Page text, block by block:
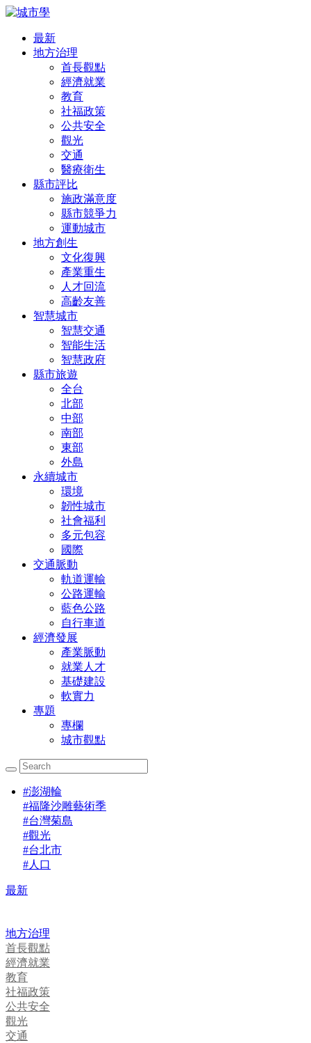
最新
地方治理
首長觀點
經濟就業
教育
社福政策
公共安全
觀光
交通
醫療衛生
縣市評比
施政滿意度
縣市競爭力
運動城市
地方創生
文化復興
產業重生
人才回流
高齡友善
智慧城市
智慧交通
智能生活
智慧政府
縣市旅遊
全台
北部
中部
南部
東部
外島
永續城市
環境
韌性城市
社會福利
多元包容
國際
交通脈動
軌道運輸
公路運輸
藍色公路
自行車道
經濟發展
產業脈動
就業人才
基礎建設
軟實力
專題
專欄
城市觀點
#澎湖輪
#福隆沙雕藝術季
#台灣菊島
#觀光
#台北市
#人口
最新
地方治理
首長觀點
經濟就業
教育
社福政策
公共安全
觀光
交通